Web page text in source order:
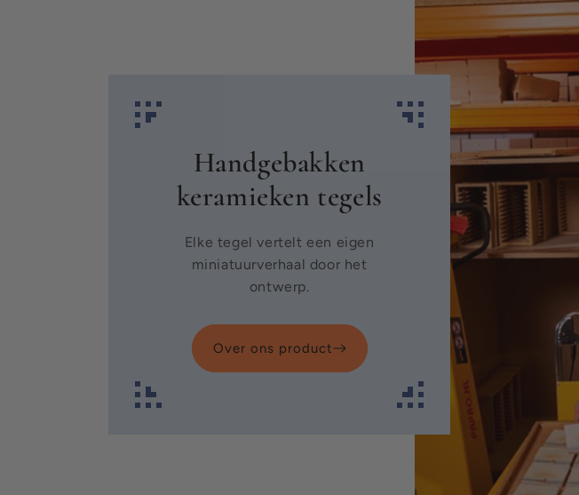
Handgebakken
keramieken tegels
Elke tegel vertelt een eigen
miniatuurverhaal door het
ontwerp.
Over ons product